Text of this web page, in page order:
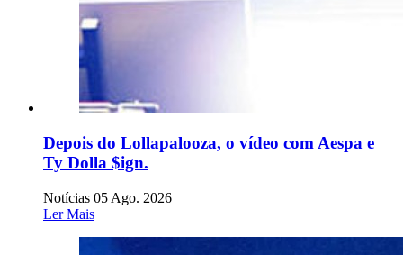
Depois do Lollapalooza, o vídeo com Aespa e
Ty Dolla $ign.
Notícias 05 Ago. 2026
Ler Mais